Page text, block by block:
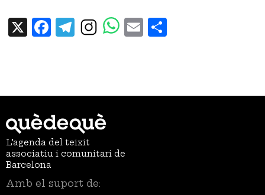
X Facebook
TelegramEmail
L’agenda del teixit
associatiu i comunitari de
Barcelona
Amb el suport de: